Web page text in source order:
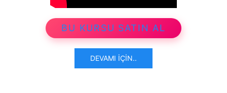
BU KURSU SATIN AL
DEVAMI İÇIN..